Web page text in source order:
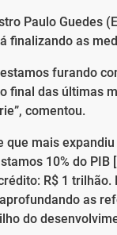
Paulo Guedes
finalizando as
furando
final das últimas
comentou.
que mais
10% do
R$ 1
as
do